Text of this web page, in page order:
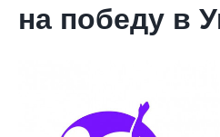
на победу в